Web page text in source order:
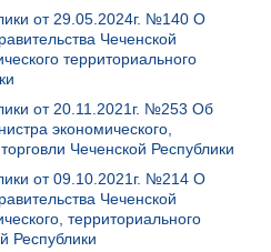
от 29.05.2024г. №140 О
Чеченской
территориального
от 20.11.2021г. №253 Об
экономического,
Чеченской Республики
от 09.10.2021г. №214 О
Чеченской
территориального
Республики